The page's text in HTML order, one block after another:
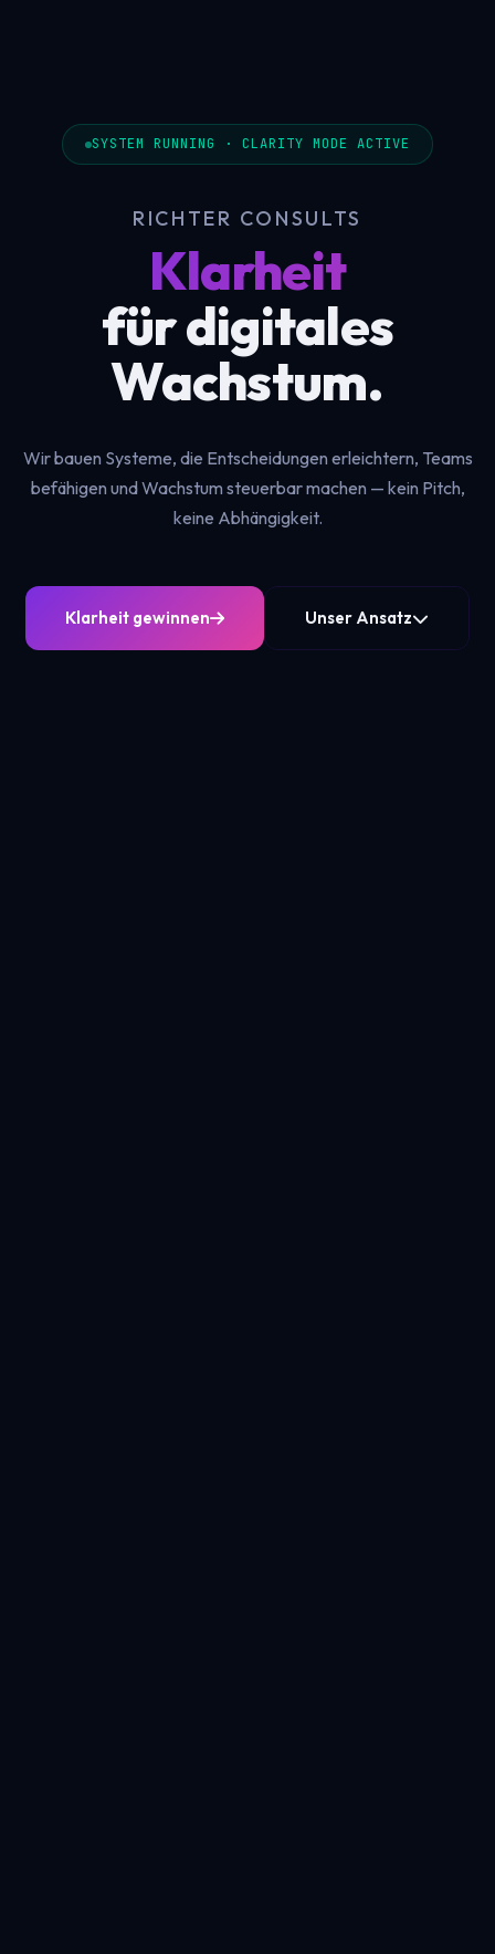
SYSTEM RUNNING · CLARITY MODE ACTIVE
RICHTER CONSULTS
Klarheit
für digitales
Wachstum.
Wir bauen Systeme, die Entscheidungen erleichtern, Teams
befähigen und Wachstum steuerbar machen — kein Pitch,
keine Abhängigkeit.
Klarheit gewinnen Unser Ansatz